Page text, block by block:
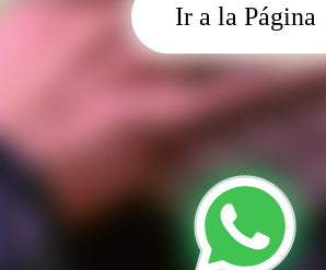
Ir a la Página